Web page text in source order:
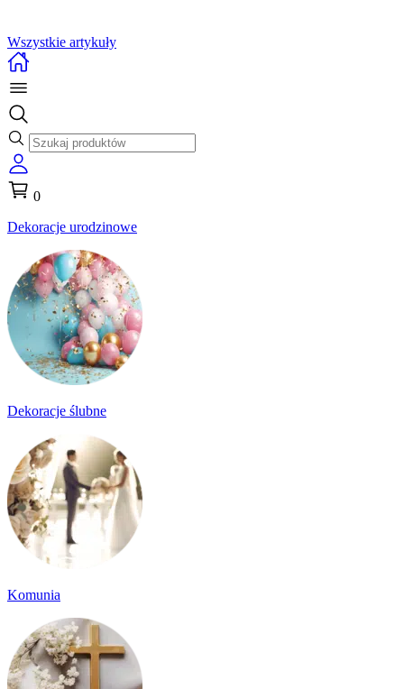
Wszystkie artykuły
0
Dekoracje urodzinowe
Dekoracje ślubne
Komunia